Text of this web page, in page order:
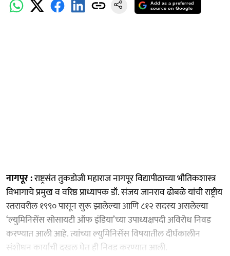
Add as a preferred
source on Google
नागपूर :राष्ट्रसंत तुकडोजी महाराज नागपूर विद्यापीठाच्या भौतिकशास्त्र
विभागाचे प्रमुख व वरिष्ठ प्राध्यापक डॉ. संजय जानराव ढोबळे यांची राष्ट्रीय
स्तरावरील १९९० पासून सुरू झालेल्या आणि ८१२ सदस्य असलेल्या
‘ल्युमिनिसेंस सोसायटी ऑफ इंडिया’च्या उपाध्यक्षपदी अविरोध निवड
करण्यात आली आहे. त्यांच्या ल्युमिनिसेंस विषयातील दीर्घकालीन
संशोधन कार्याची दखल घेत ही निवड करण्यात आली.